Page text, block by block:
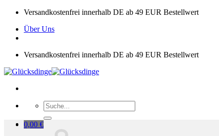
Zum
springen
Versandkostenfrei innerhalb DE ab 49 EUR Bestellwert
Über Uns
Versandkostenfrei innerhalb DE ab 49 EUR Bestellwert
Suchen
nach:
0,00 €